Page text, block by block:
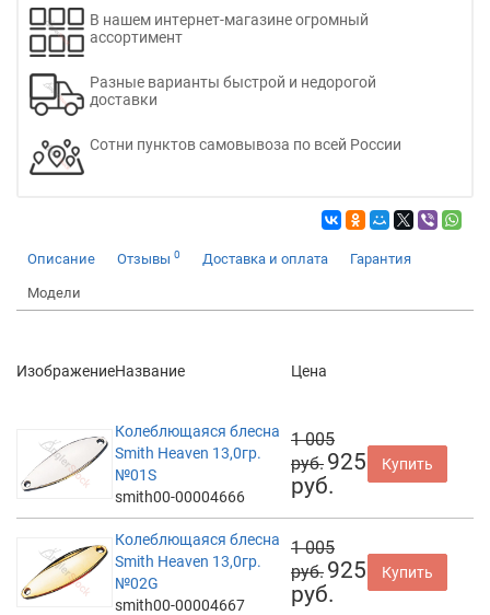
В нашем интернет-магазине огромный
ассортимент
Разные варианты быстрой и недорогой
доставки
Сотни пунктов самовывоза по всей России
Описание Отзывы 0 Доставка и оплата Гарантия
Модели
ИзображениеНазвание Цена
Колеблющаяся блесна
Smith Heaven 13,0гр.
№01S
smith00-00004666
1 005
руб. 925
руб.
Купить
Колеблющаяся блесна
Smith Heaven 13,0гр.
№02G
smith00-00004667
1 005
руб. 925
руб.
Купить